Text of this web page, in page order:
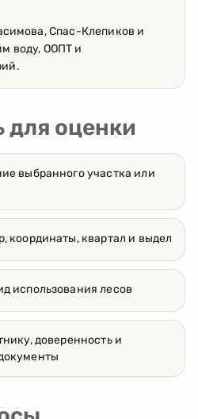
Спас-Клепиков и
воду, ООПТ и
для оценки
выбранного участка или
координаты, квартал и выдел
использования лесов
доверенность и